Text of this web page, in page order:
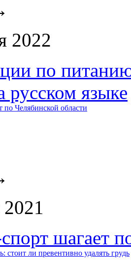
2022
по
русском языке
шагает